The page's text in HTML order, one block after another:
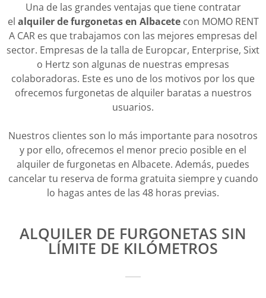
Una de las grandes ventajas que tiene contratar
el alquiler de furgonetas en Albacetecon MOMO RENT
A CAR es que trabajamos con las mejores empresas del
sector. Empresas de la talla de Europcar, Enterprise, Sixt
o Hertz son algunas de nuestras empresas
colaboradoras. Este es uno de los motivos por los que
ofrecemos furgonetas de alquiler baratas a nuestros
usuarios.
Nuestros clientes son lo más importante para nosotros
y por ello, ofrecemos el menor precio posible en el
alquiler de furgonetas en Albacete. Además, puedes
cancelar tu reserva de forma gratuita siempre y cuando
lo hagas antes de las 48 horas previas.
ALQUILER DE FURGONETAS SIN
LÍMITE DE KILÓMETROS